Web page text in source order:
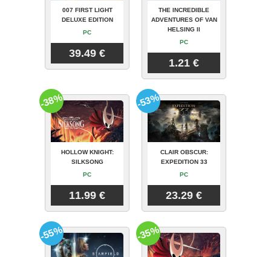
007 FIRST LIGHT
DELUXE EDITION
PC
39.49 €
THE INCREDIBLE
ADVENTURES OF VAN
HELSING II
PC
1.21 €
HOLLOW KNIGHT:
SILKSONG
PC
11.99 €
-38%
CLAIR OBSCUR:
EXPEDITION 33
PC
23.29 €
-53%
-55% -35%